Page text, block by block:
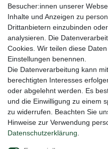
Newsletter
Honig
Hiermit bestätige ich, dass ich die
Einwilligung kann ich jederzeit
Impressum
Besucher:innen unserer
Inhalte und Anzeigen zu
Drittanbietern einzubinden
analysieren. Die
Cookies. Wir teilen diese
Einstellungen benennen.
Die Datenverarbeitung kann
berechtigten Interesses
oder abgelehnt werden. Es
und die Einwilligung zu einem
zu widerrufen. Beachten Sie
Hinweise zur Verwendung
Daten­schutz­erklärung